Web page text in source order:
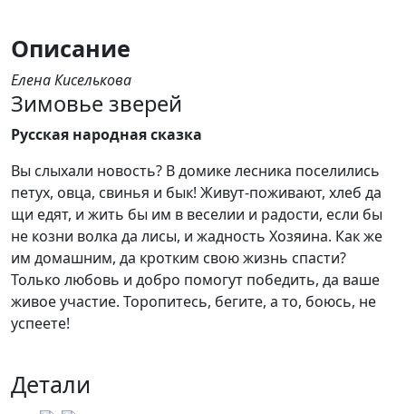
Описание
Елена Киселькова
Зимовье зверей
Русская народная сказка
Вы слыхали новость? В домике лесника поселились
петух, овца, свинья и бык! Живут-поживают, хлеб да
щи едят, и жить бы им в веселии и радости, если бы
не козни волка да лисы, и жадность Хозяина. Как же
им домашним, да кротким свою жизнь спасти?
Только любовь и добро помогут победить, да ваше
живое участие. Торопитесь, бегите, а то, боюсь, не
успеете!
Детали